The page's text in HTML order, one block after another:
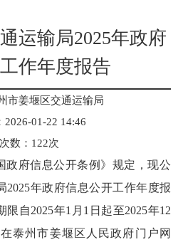
运输局2025年政府
作年度报告
市姜堰区交通运输局
2026-01-22 14:46
数： 122次
政府信息公开条例》规定，现公
2025年政府信息公开工作年度报
自2025年1月1日起至2025年12
泰州市姜堰区人民政府门户网